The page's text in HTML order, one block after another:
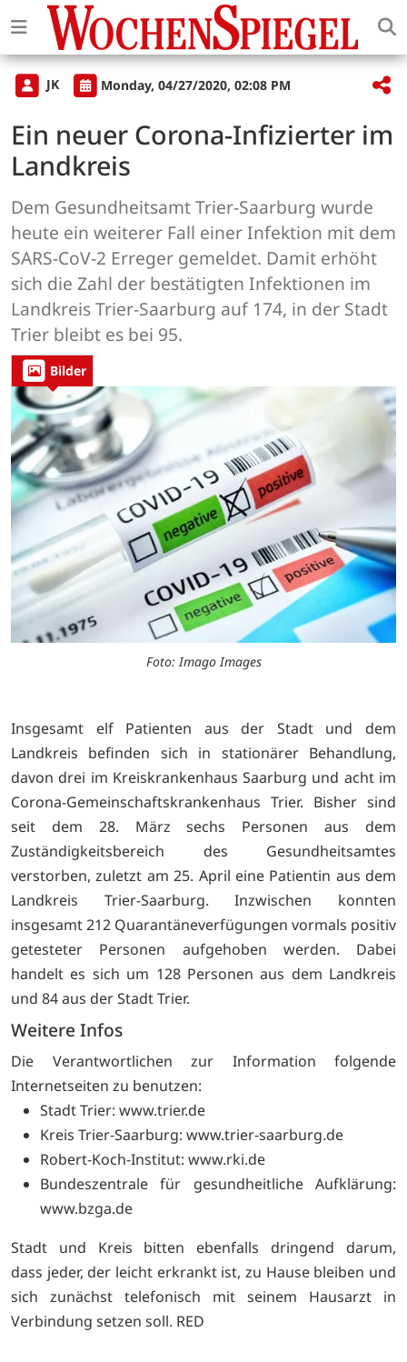
JK Monday, 04/27/2020, 02:08 PM
Ein neuer Corona-Infizierter im
Landkreis
Dem Gesundheitsamt Trier-Saarburg wurde
heute ein weiterer Fall einer Infektion mit dem
SARS-CoV-2 Erreger gemeldet. Damit erhöht
sich die Zahl der bestätigten Infektionen im
Landkreis Trier-Saarburg auf 174, in der Stadt
Trier bleibt es bei 95.
Bilder
Foto: Imago Images
Insgesamt elf Patienten aus der Stadt und dem
Landkreis befinden sich in stationärer Behandlung,
davon drei im Kreiskrankenhaus Saarburg und acht im
Corona-Gemeinschaftskrankenhaus Trier. Bisher sind
seit dem 28. März sechs Personen aus dem
Zuständigkeitsbereich des Gesundheitsamtes
verstorben, zuletzt am 25. April eine Patientin aus dem
Landkreis Trier-Saarburg. Inzwischen konnten
insgesamt 212 Quarantäneverfügungen vormals positiv
getesteter Personen aufgehoben werden. Dabei
handelt es sich um 128 Personen aus dem Landkreis
und 84 aus der Stadt Trier.
Weitere Infos
Die Verantwortlichen zur Information folgende
Internetseiten zu benutzen:
Stadt Trier: www.trier.de
Kreis Trier-Saarburg: www.trier-saarburg.de
Robert-Koch-Institut: www.rki.de
Bundeszentrale für gesundheitliche Aufklärung:
www.bzga.de
Stadt und Kreis bitten ebenfalls dringend darum,
dass jeder, der leicht erkrankt ist, zu Hause bleiben und
sich zunächst telefonisch mit seinem Hausarzt in
Verbindung setzen soll. RED